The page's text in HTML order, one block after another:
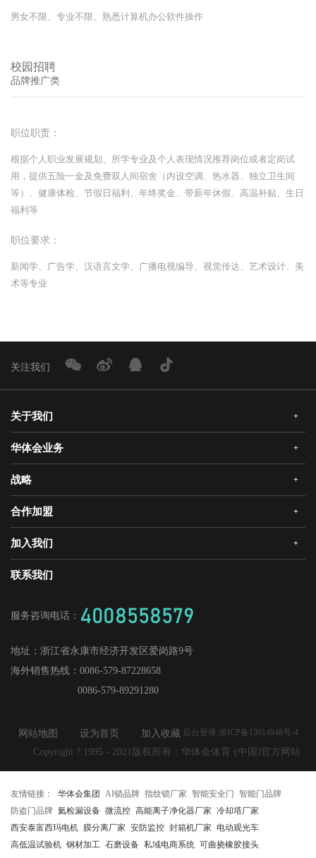
男女不限、专业不限、熟悉计算机办公软件操作
校园招聘
品牌推广类
职位职责：
根据个人职业发展规划、所学专业及个人表现情况推荐岗位或者定岗试
用，提供五险一金及免费双人间宿舍（内设空调、热水器、独立卫生间
等）、健康体检、节假日福利、年终奖金、带薪年休假、高温补贴、生日
福利等
职位要求：
新闻学、广告学、汉语言文学、广播电视编导、视觉传达、艺术设计、美
术等专业
关注我们
关于我们 +
公司简介
企业文化
荣誉资质
发展历程
领导关怀
媒体中心
华体会业务 +
华体会安全门
华体会真AI锁
华体会静音木门
华体会机器人安全门
爱感真全屋智能家居
战略 +
三大智能
研发创新
战略合作
合作加盟 +
经销合作
华体会招商
加入我们 +
人才理念
校园招聘
联系我们
服务咨询电话： 4008558579
地址： 浙江省永康市经济开发区爱岗路9号
海外销售热线： 0086-579-87228658
0086-579-89291280
网站地图 设为首页 加入收藏 后台登录 浙ICP备13014948号-4
Copyright ? 1995 - 2021版权所有：华体会体育·(中国)官方网站
友情链接： 华体会集团 AI锁品牌 指纹锁厂家 智能安全门
智能门品牌
防盗门品牌 氦检漏设备 微流控 高能离子净化器厂家 冷却塔厂家
西安泰富西玛电机
膜分离厂家 安防监控 封箱机厂家
电动观光车
高低温试验机 钢材加工 石磨设备 私域电商系统 可曲挠橡胶接头